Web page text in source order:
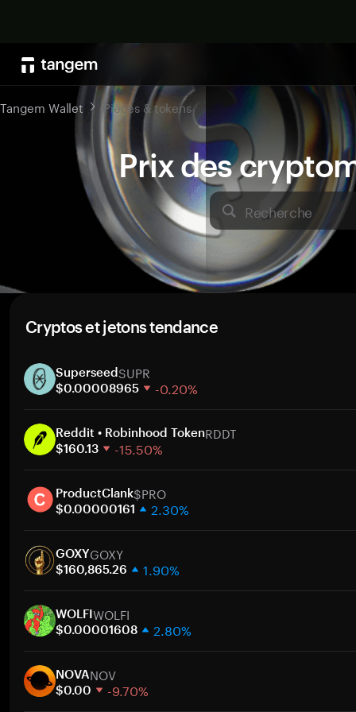
Prix des
Recherche
Tangem Wallet Pièces & tokens
Cryptos et jetons tendance
SuperseedSUPR
$0.00008965 -0.20%
30 jours
Capitalisation boursière
Reddit • Robinhood TokenRDDT
$160.13 -15.50%
30 jours
Capitalisation boursière
ProductClank$PRO
$0.00000161 2.30%
30 jours
Capitalisation boursière
GOXYGOXY
$160,865.26 1.90%
30 jours
Capitalisation boursière
WOLFIWOLFI
$0.00001608 2.80%
30 jours
Capitalisation boursière
NOVANOV
$0.00 -9.70%